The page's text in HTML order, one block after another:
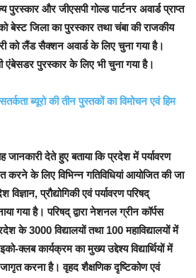
पुरस्कार और जीएसपी गोल्ड पार्टनर अवार्ड प्राप्त
जिला का पुरस्कार तथा चंबा की राजकीय
को लैंड सैक्शन अवार्ड के लिए चुना गया है।
एंबेसडर पुरस्कार के लिए भी चुना गया है।
ब्यूरो की तीन पुस्तकों का विमोचन एवं हिम
देते हुए बताया कि प्रदेश में पर्यावरण
करने के लिए विभिन्न गतिविधियां आयोजित की जा
प्रौद्योगिकी एवं पर्यावरण परिषद्
गया है। परिषद् द्वारा नेशनल ग्रीन कॉर्पस
के 3000 विद्यालयों तथा 100 महाविद्यालयों में
क्लब कार्यक्रम का मुख्य उद्देश्य विद्यार्थियों में
करना है। वृहद शैक्षणिक दृष्टिकोण एवं